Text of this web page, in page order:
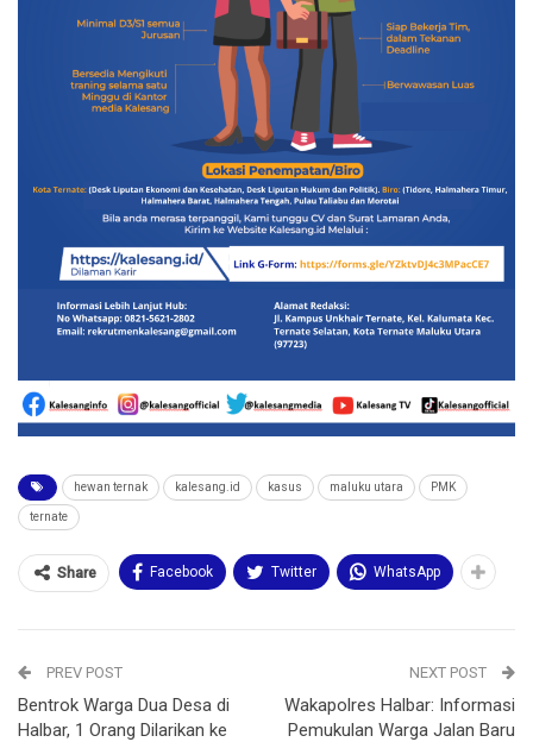
hewan ternak kalesang.id kasus maluku utara PMK
ternate
Share Facebook Twitter WhatsApp
PREV POST
Bentrok Warga Dua Desa di
Halbar, 1 Orang Dilarikan ke
NEXT POST
Wakapolres Halbar: Informasi
Pemukulan Warga Jalan Baru